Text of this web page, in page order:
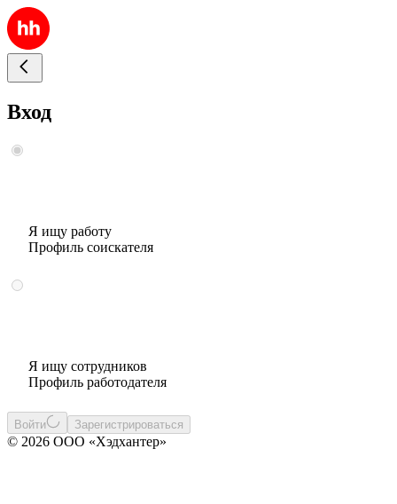
Вход
Я ищу работу
Профиль соискателя
Я ищу сотрудников
Профиль работодателя
Войти Зарегистрироваться
© 2026 ООО «Хэдхантер»